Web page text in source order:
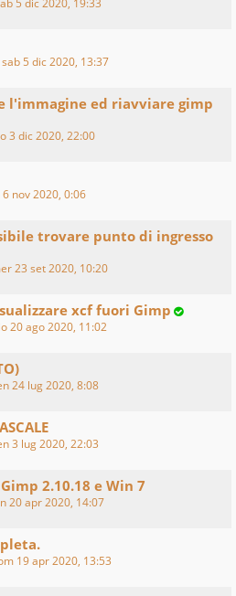
sab 5 dic 2020, 13:37
l'immagine ed riavviare gimp
3 dic 2020, 22:00
6 nov 2020, 0:06
trovare punto di ingresso
23 set 2020, 10:20
xcf fuori Gimp
20 ago 2020, 11:02
24 lug 2020, 8:08
3 lug 2020, 22:03
2.10.18 e Win 7
20 apr 2020, 14:07
19 apr 2020, 13:53